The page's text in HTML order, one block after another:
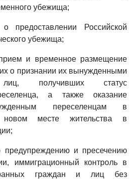
убежища;
предоставлении Российской
убежища;
прием и временное размещение
о признании их вынужденными
лиц, получивших статус
а также оказание
переселенцам в
новом месте жительства в
и пресечению
иммиграционный контроль в
граждан и лиц без